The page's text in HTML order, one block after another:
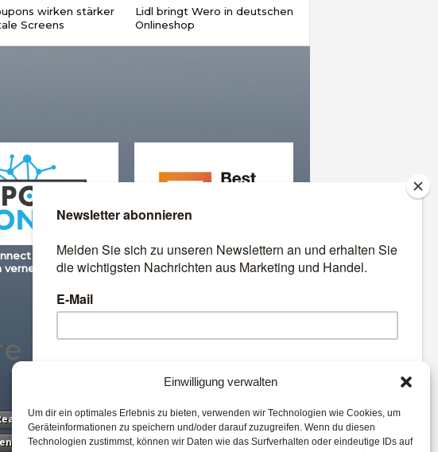
Einwilligung verwalten
Um dir ein optimales Erlebnis zu bieten, verwenden wir Technologien wie Cookies, um
Geräteinformationen zu speichern und/oder darauf zuzugreifen. Wenn du diesen
Technologien zustimmst, können wir Daten wie das Surfverhalten oder eindeutige IDs auf
wirken stärker
Screens
Lidl bringt Wero in deutschen
Onlineshop
– Stationäre
vernetzen
Best Retail Cases: Die
besten Lösungen für Händler
Themen:
POS Connect eCommerce
Analytics
Best Retail Cases Marketing